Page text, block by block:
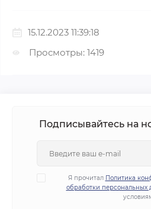
15.12.2023 11:39:18
Просмотры: 1419
Подписывайтесь на
Я прочитал Политика
обработки персональных